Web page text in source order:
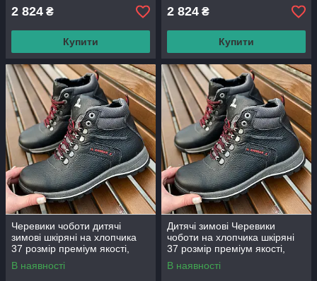
2 824 ₴
Купити
2 824 ₴
Купити
Черевики чоботи дитячі
зимові шкіряні на хлопчика
37 розмір преміум якості,
дитяче зимове взуття
В наявності
Дитячі зимові Черевики
чоботи на хлопчика шкіряні
37 розмір преміум якості,
дитяче зимове взуття
В наявності